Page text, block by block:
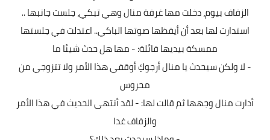
الزفاف بيوم، دخلت مها غرفة منال وهي تبكي، جلست جانبها ..
استدارت لها بعد أن أيقظها صوتها الباكي.. اعتدلت في جلستها
ممسكة بيديها قائلة: - مها هل حدث شيئا ما
- لا ولكن سيحدث يا منال أرجوكِ أوقفي هذا الأمر ولا تتزوجي من
محروس
أدارت منال وجهها ثم قالت لها: - لقد أنتهى الحديث في هذا الأمر
والزفاف غدا